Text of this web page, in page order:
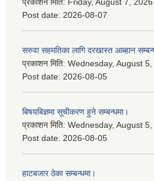
प्रकाशन मिति: Friday, August 7,
Post date: 2026-08-07
सरुवा सहमतिका लागि दरखास्त आब्हान
प्रकाशन मिति: Wednesday, August
Post date: 2026-08-05
बिषयबिज्ञमा सूचीकरण हुने सम्बन्धमा।
प्रकाशन मिति: Wednesday, August
Post date: 2026-08-05
हाटबजार ठेका सम्बन्धमा।